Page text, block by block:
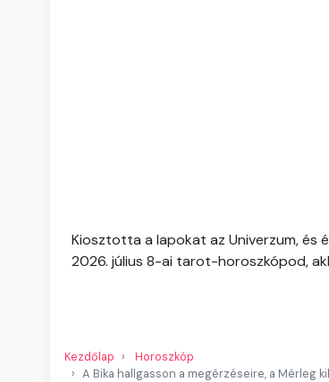
Kiosztotta a lapokat az Univerzum, és
2026. július 8-ai tarot-horoszkópod,
Kezdőlap
Horoszkóp
A Bika hallgasson a megérzéseire, a